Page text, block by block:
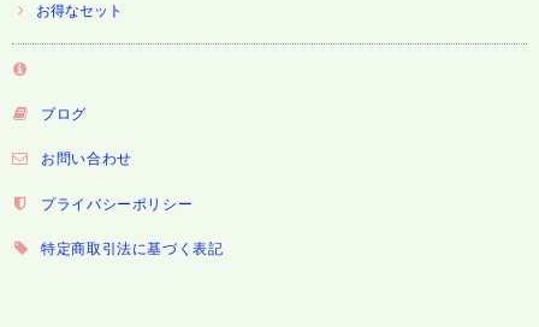
お得なセット
ブログ
お問い合わせ
プライバシーポリシー
特定商取引法に基づく表記